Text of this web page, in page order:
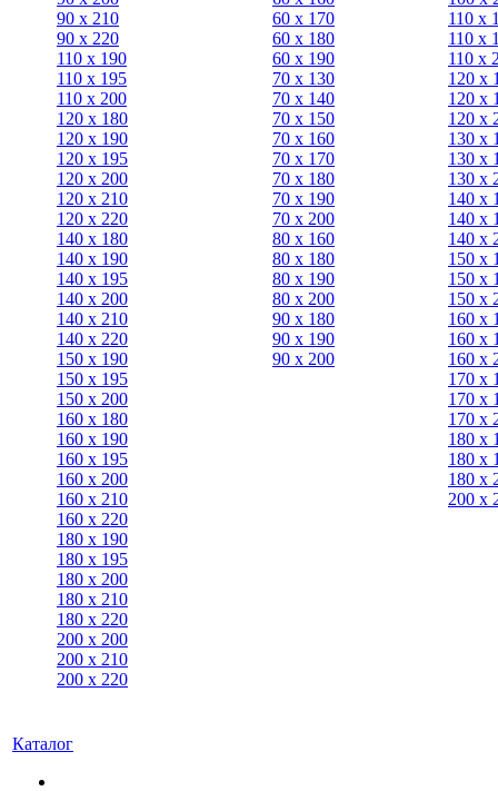
90 x 210
90 x 220
110 x 190
110 x 195
110 x 200
120 x 180
120 х 190
120 х 195
120 х 200
120 x 210
120 x 220
140 x 180
140 х 190
140 х 195
140 х 200
140 x 210
140 x 220
150 х 190
150 х 195
150 х 200
160 x 180
160 х 190
160 х 195
160 х 200
160 x 210
160 x 220
180 х 190
180 х 195
180 х 200
180 x 210
180 x 220
200 х 200
200 x 210
200 x 220
60 х 170
60 х 180
60 х 190
70 х 130
70 х 140
70 х 150
70 х 160
70 х 170
70 х 180
70 х 190
70 х 200
80 х 160
80 х 180
80 x 190
80 x 200
90 х 180
90 x 190
90 x 200
110 x
110 х
110 х
120 х
120 х
120 х
130 х
130 х
130 х
140 х
140 х
140 х
150 х
150 х
150 х
160 х
160 х
160 х
170 х
170 х
170 х
180 х
180 х
180 х
200 x
Каталог